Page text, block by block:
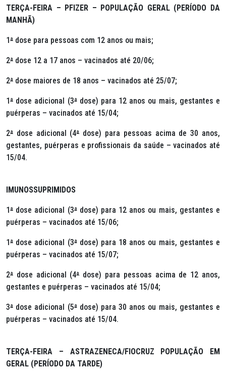
TERÇA-FEIRA – PFIZER – POPULAÇÃO GERAL (PERÍODO DA
MANHÃ)
1ª dose para pessoas com 12 anos ou mais;
2ª dose 12 a 17 anos – vacinados até 20/06;
2ª dose maiores de 18 anos – vacinados até 25/07;
1ª dose adicional (3ªdose) para 12 anos ou mais, gestantes e
puérperas – vacinados até 15/04;
2ª dose adicional (4ªdose) para pessoas acima de 30 anos,
gestantes, puérperas e profissionais da saúde – vacinados até
15/04.
IMUNOSSUPRIMIDOS
1ª dose adicional (3ªdose) para 12 anos ou mais, gestantes e
puérperas – vacinados até 15/06;
1ª dose adicional (3ªdose) para 18 anos ou mais, gestantes e
puérperas – vacinados até 15/07;
2ª dose adicional (4ªdose) para pessoas acima de 12 anos,
gestantes e puérperas – vacinados até 15/04;
3ª dose adicional (5ªdose) para 30 anos ou mais, gestantes e
puérperas – vacinados até 15/04.
TERÇA-FEIRA – ASTRAZENECA/FIOCRUZ POPULAÇÃO EM
GERAL (PERÍODO DA TARDE)